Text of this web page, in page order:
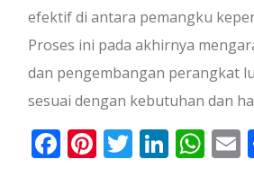
efektif di antara pemangku
Proses ini pada akhirnya
dan pengembangan perangkat
sesuai dengan kebutuhan dan
Facebook
Pinterest
Twitter